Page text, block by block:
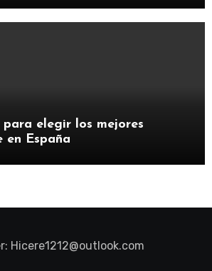
para elegir los mejores
en España
Hicere1212@outlook.com